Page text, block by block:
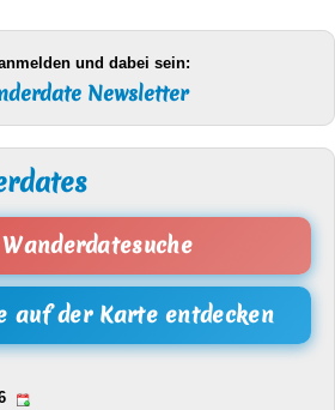
und dabei sein:
Newsletter
auf der Karte entdecken